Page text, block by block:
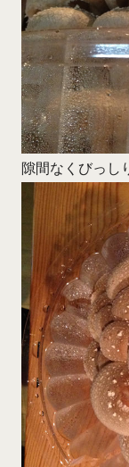
隙間なくびっし